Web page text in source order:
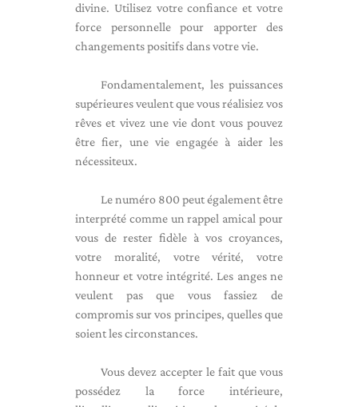
divine. Utilisez votre confiance et votre
force personnelle pour apporter des
changements positifs dans votre vie.
Fondamentalement, les puissances
supérieures veulent que vous réalisiez vos
rêves et vivez une vie dont vous pouvez
être fier, une vie engagée à aider les
nécessiteux.
Le numéro 800 peut également être
interprété comme un rappel amical pour
vous de rester fidèle à vos croyances,
votre moralité, votre vérité, votre
honneur et votre intégrité. Les anges ne
veulent pas que vous fassiez de
compromis sur vos principes, quelles que
soient les circonstances.
Vous devez accepter le fait que vous
possédez la force intérieure,